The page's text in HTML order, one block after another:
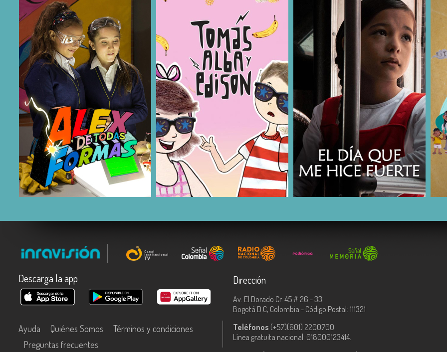
COMPARTIR COMPARTIR COMPARTIR
Descarga la app
Ayuda Quiénes Somos
Términos y condiciones
Preguntas frecuentes
Dirección
Av. El Dorado Cr. 45 # 26 - 33
Bogotá D.C, Colombia - Código Postal: 111321
Teléfonos (+57)(601) 2200700.
Línea gratuita nacional: 018000123414.